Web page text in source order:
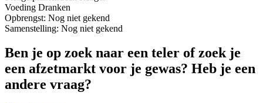
Voeding Dranken
Opbrengst: Nog niet gekend
Samenstelling: Nog niet gekend
Ben je op zoek naar een teler of zoek je
een afzetmarkt voor je gewas? Heb je een
andere vraag?